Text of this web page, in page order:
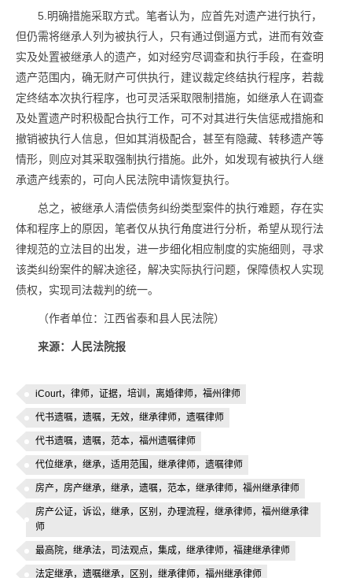
5.明确措施采取方式。笔者认为，应首先对遗产进行执行，
但仍需将继承人列为被执行人，只有通过倒逼方式，进而有效查
实及处置被继承人的遗产，如对经穷尽调查和执行手段，在查明
遗产范围内，确无财产可供执行，建议裁定终结执行程序，若裁
定终结本次执行程序，也可灵活采取限制措施，如继承人在调查
及处置遗产时积极配合执行工作，可不对其进行失信惩戒措施和
撤销被执行人信息，但如其消极配合，甚至有隐藏、转移遗产等
情形，则应对其采取强制执行措施。此外，如发现有被执行人继
承遗产线索的，可向人民法院申请恢复执行。
总之，被继承人清偿债务纠纷类型案件的执行难题，存在实
体和程序上的原因，笔者仅从执行角度进行分析，希望从现行法
律规范的立法目的出发，进一步细化相应制度的实施细则，寻求
该类纠纷案件的解决途径，解决实际执行问题，保障债权人实现
债权，实现司法裁判的统一。
（作者单位：江西省泰和县人民法院）
来源：人民法院报
iCourt，律师，证据，培训，离婚律师，福州律师
代书遗嘱，遗嘱，无效，继承律师，遗嘱律师
代书遗嘱，遗嘱，范本，福州遗嘱律师
代位继承，继承，适用范围，继承律师，遗嘱律师
房产，房产继承，继承，遗嘱，范本，继承律师，福州继承律师
房产公证，诉讼，继承，区别，办理流程，继承律师，福州继承律
师
最高院，继承法，司法观点，集成，继承律师，福建继承律师
法定继承，遗嘱继承，区别，继承律师，福州继承律师